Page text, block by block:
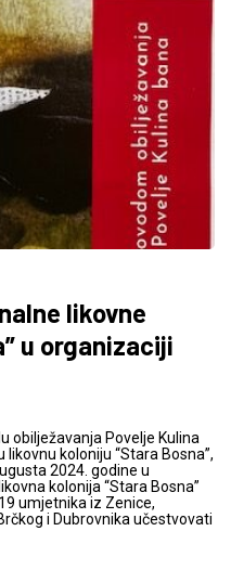
likovne
u organizaciji
obilježavanja Povelje Kulina
koloniju “Stara Bosna”,
2024. godine u
kolonija “Stara Bosna”
umjetnika iz Zenice,
i Dubrovnika učestvovati